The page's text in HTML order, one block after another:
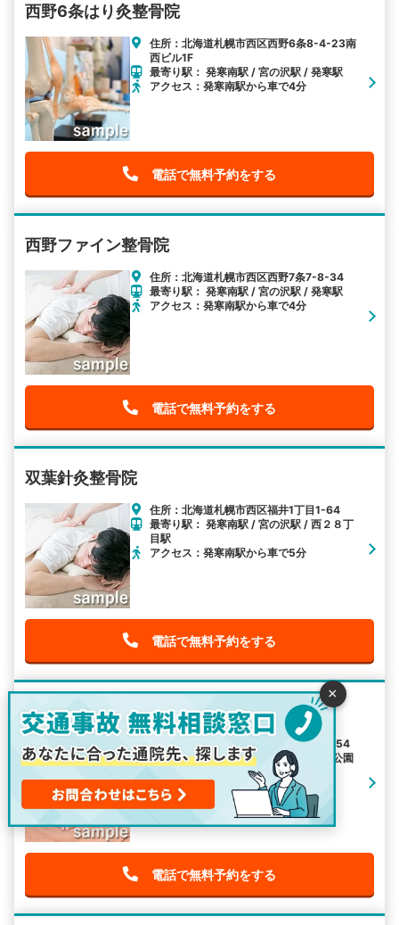
西野6条はり灸整骨院
住所：北海道札幌市西区西野6条8-4-23南
西ビル1F
最寄り駅： 発寒南駅 / 宮の沢駅 / 発寒駅
アクセス：発寒南駅から車で4分
電話で無料予約をする
西野ファイン整骨院
住所：北海道札幌市西区西野7条7-8-34
最寄り駅： 発寒南駅 / 宮の沢駅 / 発寒駅
アクセス：発寒南駅から車で4分
電話で無料予約をする
双葉針灸整骨院
住所：北海道札幌市西区福井1丁目1-64
最寄り駅： 発寒南駅 / 宮の沢駅 / 西２８丁
目駅
アクセス：発寒南駅から車で5分
電話で無料予約をする
たけうち整骨院
住所：北海道札幌市西区西野9条7-10-54
最寄り駅： 発寒南駅 / 宮の沢駅 / 稲積公園
アクセス：発寒南駅から車で5分
電話で無料予約をする
×